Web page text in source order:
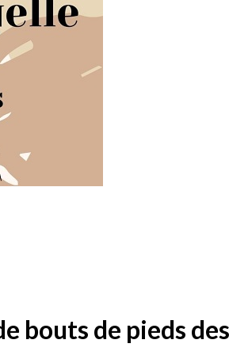
bouts de pieds des